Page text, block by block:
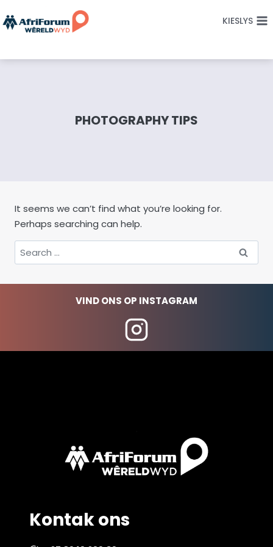
to
KIESLYS
PHOTOGRAPHY TIPS
It seems we can’t find what you’re looking for.
Perhaps searching can help.
Search
for:
VIND ONS OP INSTAGRAM
Kontak ons